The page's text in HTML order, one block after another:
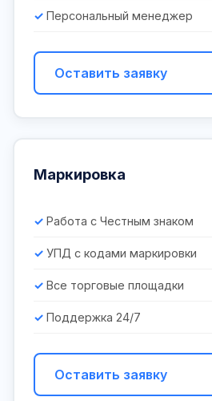
Персональный менеджер
Оставить заявку
Маркировка
Работа с Честным знаком
УПД с кодами маркировки
Все торговые площадки
Поддержка 24/7
Оставить заявку